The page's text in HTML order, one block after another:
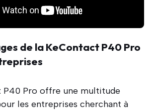
de la KeContact P40 Pro
P40 Pro offre une multitude
les entreprises cherchant à